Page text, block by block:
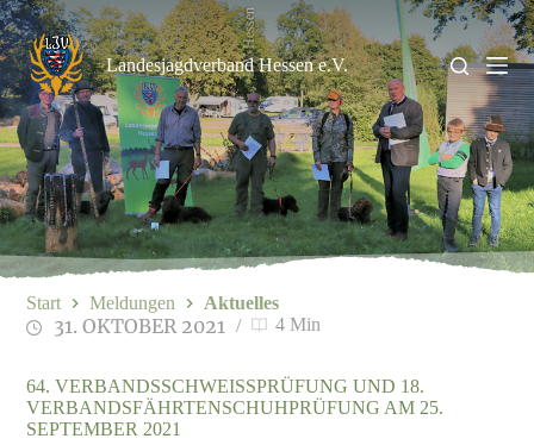
Zum
Inhalt
springen
Landesjagdverband Hessen e.V.
LJV Hessen
64. VERBANDSSCHWEISSPRÜFUNG UND 18. V
ERBANDSFÄHRTENSCHUHPRÜFUNG AM 25. S
EPTEMBER 2021
31. OKTOBER 2021 4 Min
Start Meldungen Aktuelles